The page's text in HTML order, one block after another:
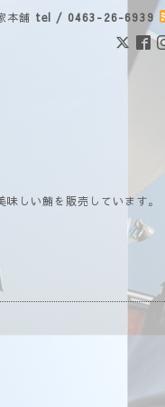
本舗 tel / 0463-26-6939
しい鮪を販売しています。